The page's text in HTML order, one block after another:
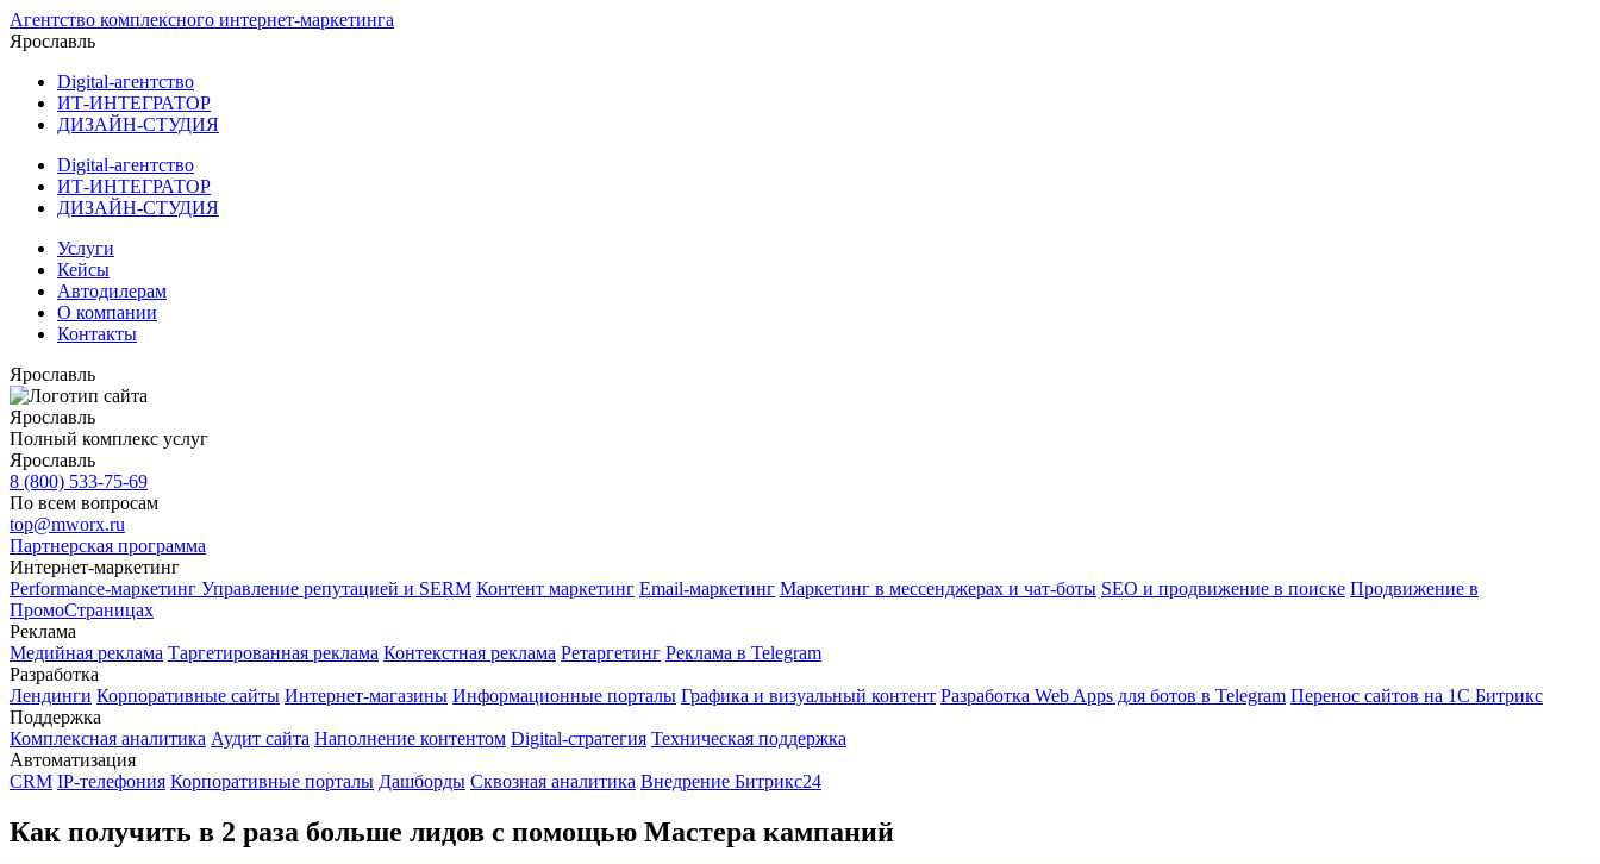
Агентство комплексного интернет-маркетинга
Ярославль
Digital-агентство
ИТ-ИНТЕГРАТОР
ДИЗАЙН-СТУДИЯ
Digital-агентство
ИТ-ИНТЕГРАТОР
ДИЗАЙН-СТУДИЯ
Услуги
Кейсы
Автодилерам
О компании
Контакты
Ярославль
Ярославль
Полный комплекс услуг
Ярославль
8 (800) 533-75-69
По всем вопросам
top@mworx.ru
Партнерская программа
Интернет-маркетинг
Performance-маркетинг Управление репутацией и SERM Контент маркетинг Email-маркетинг Маркетинг в мессенджерах и чат-боты SEO и продвижение в поиске Продвижение в
ПромоСтраницах
Реклама
Медийная реклама Таргетированная реклама Контекстная реклама Ретаргетинг Реклама в Telegram
Разработка
Лендинги Корпоративные сайты Интернет-магазины Информационные порталы Графика и визуальный контент Разработка Web Apps для ботов в Telegram Перенос сайтов на 1С Битрикс
Поддержка
Комплексная аналитика Аудит сайта Наполнение контентом Digital-стратегия Техническая поддержка
Автоматизация
CRM IP-телефония Корпоративные порталы Дашборды Сквозная аналитика Внедрение Битрикс24
Как получить в 2 раза больше лидов с помощью Мастера кампаний